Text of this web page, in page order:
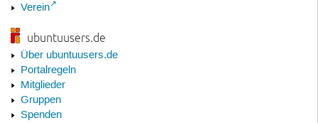
Verein
ubuntuusers.de
Über ubuntuusers.de
Portalregeln
Mitglieder
Gruppen
Spenden